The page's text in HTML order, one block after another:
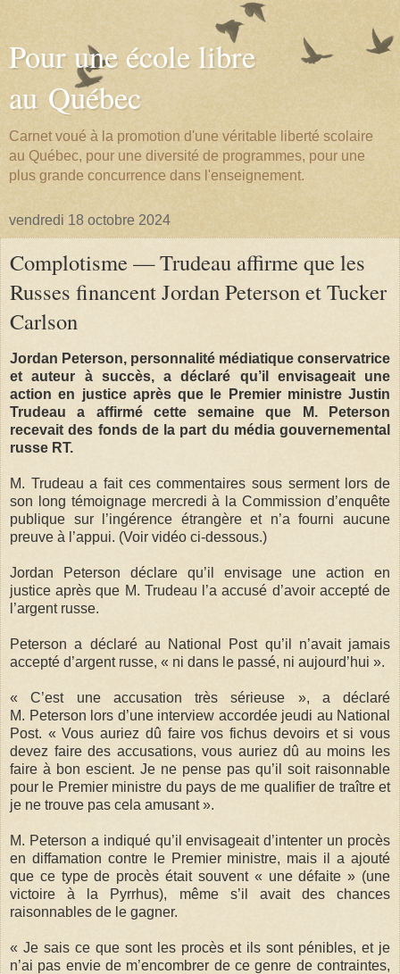
Pour une école libre
au Québec
Carnet voué à la promotion d'une véritable liberté scolaire
au Québec, pour une diversité de programmes, pour une
plus grande concurrence dans l'enseignement.
vendredi 18 octobre 2024
Complotisme — Trudeau affirme que les
Russes financent Jordan Peterson et Tucker
Carlson
Jordan Peterson, personnalité médiatique conservatrice
et auteur à succès, a déclaré qu’il envisageait une
action en justice après que le Premier ministre Justin
Trudeau a affirmé cette semaine que M. Peterson
recevait des fonds de la part du média gouvernemental
russe RT.
M. Trudeau a fait ces commentaires sous serment lors de
son long témoignage mercredi à la Commission d’enquête
publique sur l’ingérence étrangère et n’a fourni aucune
preuve à l’appui. (Voir vidéo ci-dessous.)
Jordan Peterson déclare qu’il envisage une action en
justice après que M. Trudeau l’a accusé d’avoir accepté de
l’argent russe.
Peterson a déclaré au National Post qu’il n’avait jamais
accepté d’argent russe, « ni dans le passé, ni aujourd’hui ».
« C’est une accusation très sérieuse », a déclaré
M. Peterson lors d’une interview accordée jeudi au National
Post. « Vous auriez dû faire vos fichus devoirs et si vous
devez faire des accusations, vous auriez dû au moins les
faire à bon escient. Je ne pense pas qu’il soit raisonnable
pour le Premier ministre du pays de me qualifier de traître et
je ne trouve pas cela amusant ».
M. Peterson a indiqué qu’il envisageait d’intenter un procès
en diffamation contre le Premier ministre, mais il a ajouté
que ce type de procès était souvent « une défaite » (une
victoire à la Pyrrhus), même s’il avait des chances
raisonnables de le gagner.
« Je sais ce que sont les procès et ils sont pénibles, et je
n’ai pas envie de m’encombrer de ce genre de contraintes,